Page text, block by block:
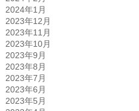
2024年1月
2023年12月
2023年11月
2023年10月
2023年9月
2023年8月
2023年7月
2023年6月
2023年5月